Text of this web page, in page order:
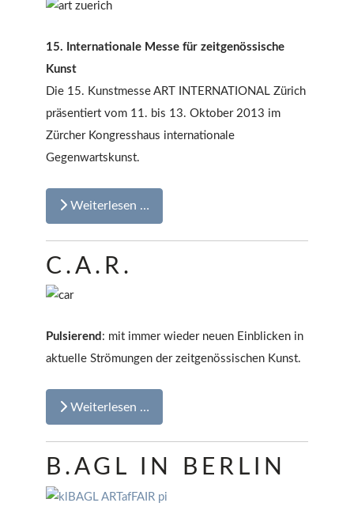
15. Internationale Messe für zeitgenössische
Kunst
Die 15. Kunstmesse ART INTERNATIONAL Zürich
präsentiert vom 11. bis 13. Oktober 2013 im
Zürcher Kongresshaus internationale
Gegenwartskunst.
Weiterlesen …
C.A.R.
Pulsierend : mit immer wieder neuen Einblicken in
aktuelle Strömungen der zeitgenössischen Kunst.
Weiterlesen …
B.AGL IN BERLIN